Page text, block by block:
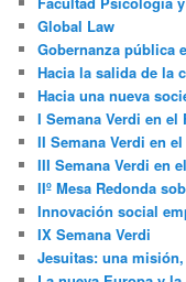
Global Law
Gobernanza pública
Hacia la salida de la
Hacia una nueva
I Semana Verdi en el
II Semana Verdi en
III Semana Verdi en
IIº Mesa Redonda
Innovación social
IX Semana Verdi
Jesuitas: una